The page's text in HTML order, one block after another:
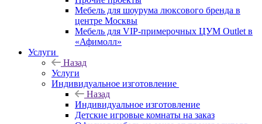
Мебель для шоурума люксового бренда в
центре Москвы
Мебель для VIP-примерочных ЦУМ Outlet в
«Афимолл»
Услуги
Назад
Услуги
Индивидуальное изготовление
Назад
Индивидуальное изготовление
Детские игровые комнаты на заказ